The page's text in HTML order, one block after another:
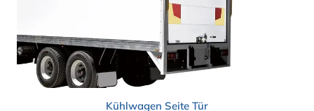
Kühlwagen Seite Tür